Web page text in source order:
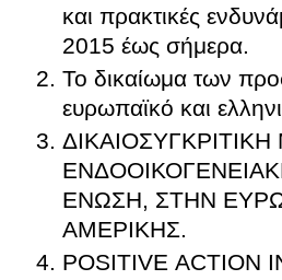
και πρακτικές
2015 έως σήμερα.
Το δικαίωμα των
ευρωπαϊκό και
ΕΝΩΣΗ, ΣΤΗΝ
ΑΜΕΡΙΚΗΣ.
POSITIVE ACTION